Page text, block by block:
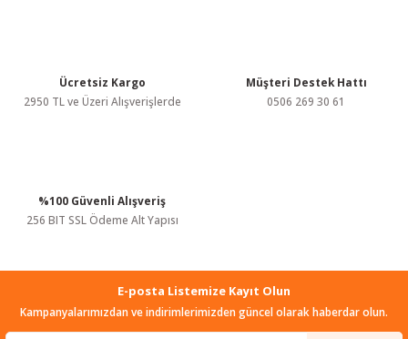
Bu ürüne benzer farklı alternatifler olmalı.
Ücretsiz Kargo
2950 TL ve Üzeri Alışverişlerde
Müşteri Destek Hattı
0506 269 30 61
%100 Güvenli Alışveriş
256 BIT SSL Ödeme Alt Yapısı
E-posta Listemize Kayıt Olun
Kampanyalarımızdan ve indirimlerimizden güncel olarak haberdar olun.